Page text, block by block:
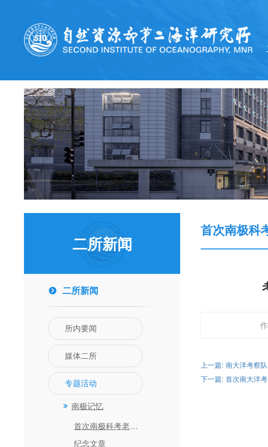
二所新闻
二所新闻
所内要闻
媒体二所
专题活动
南极记忆
首次南极科考老照片
纪念文章
首次南极科
上一篇: 南大洋考察
下一篇: 首次南大洋